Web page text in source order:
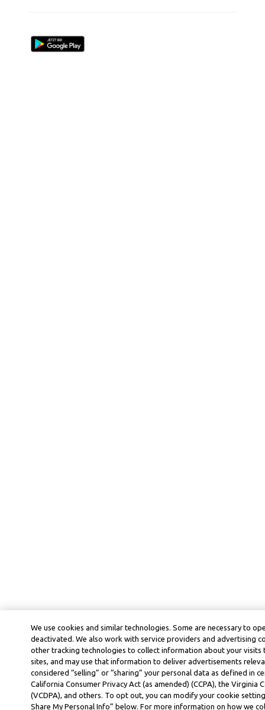
We use cookies and similar technologies. Some are necessary to
deactivated. We also work with service providers and advertising
other tracking technologies to collect information about your
sites, and may use that information to deliver advertisements
considered “selling” or “sharing” your personal data as defined in
California Consumer Privacy Act (as amended) (CCPA), the Virginia
(VCDPA), and others. To opt out, you can modify your cookie
Share My Personal Info” below. For more information on how we